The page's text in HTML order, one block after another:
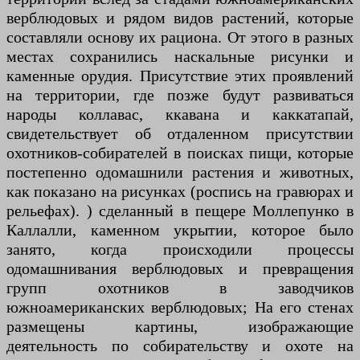
верблюдовых и рядом видов растений, которые
составляли основу их рациона. От этого в разных
местах сохранились наскальные рисунки и
каменные орудия. Присутствие этих проявлений
на территории, где позже будут развиваться
народы коллавас, ккавана и каккатапай,
свидетельствует об отдаленном присутствии
охотников-собирателей в поисках пищи, которые
постепенно одомашнили растения и животных,
как показано на рисунках (роспись на гравюрах и
рельефах). ) сделанный в пещере Моллепунко в
Каллалли, каменном укрытии, которое было
занято, когда происходили процессы
одомашнивания верблюдовых и превращения
групп охотников в заводчиков
южноамериканских верблюдовых; На его стенах
размещены картины, изображающие
деятельность по собирательству и охоте на